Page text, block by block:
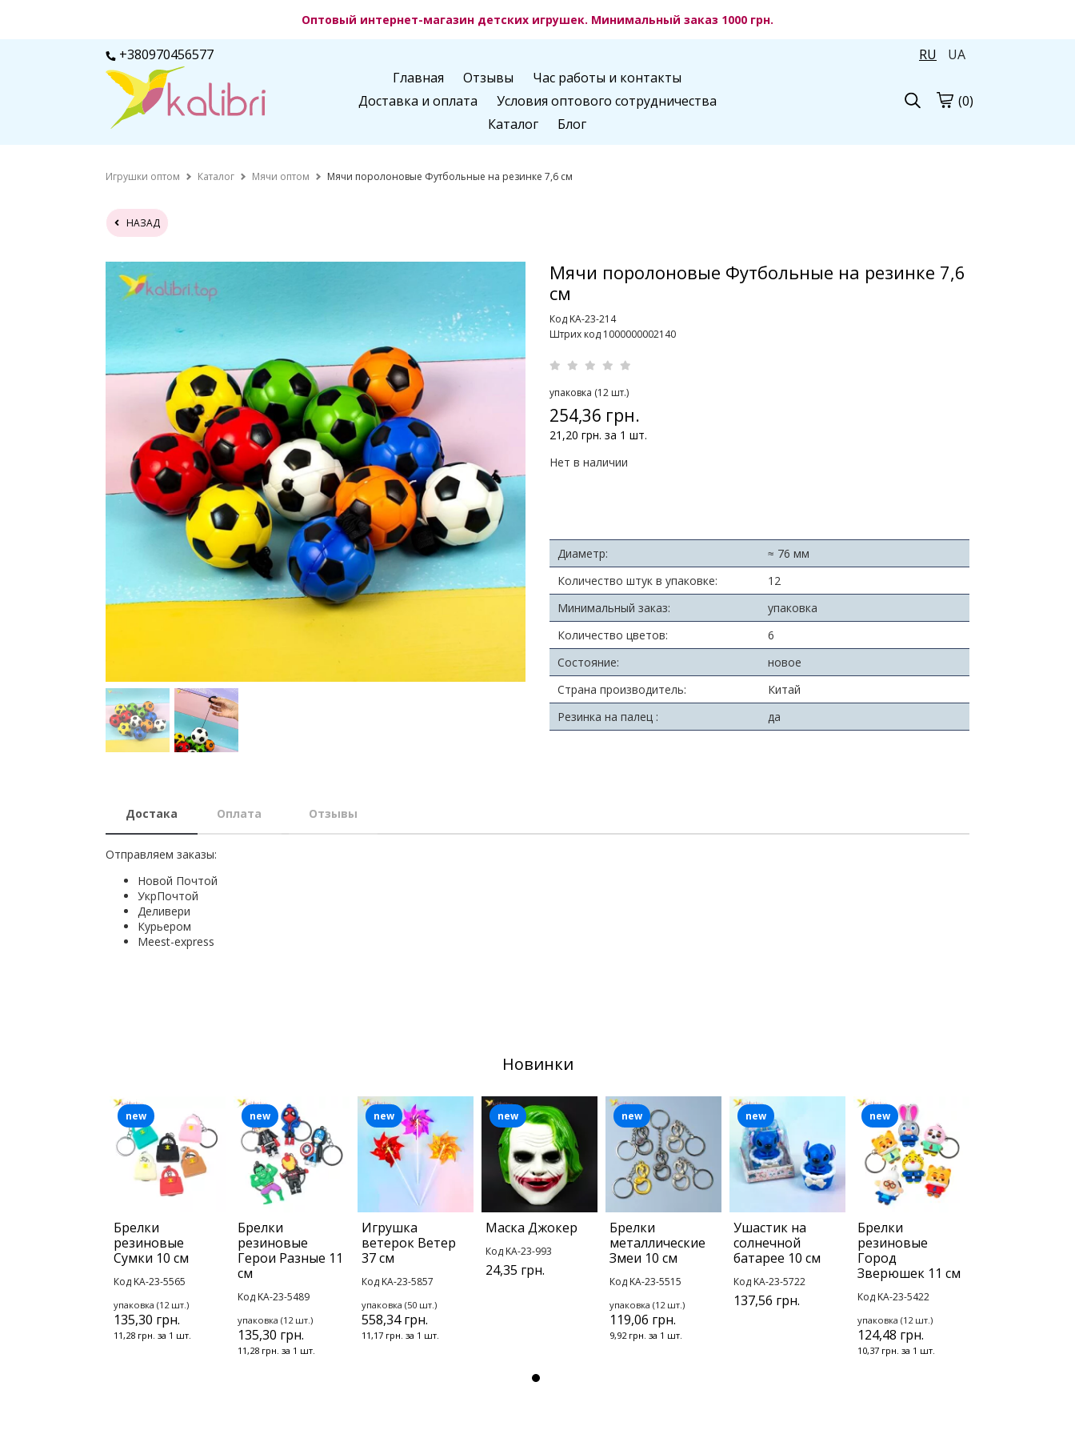
Оптовый интернет-магазин детских игрушек. Минимальный заказ 1000 грн.
+380970456577 RU
UA
Главная
Отзывы
Час работы и контакты
Доставка и оплата
Условия оптового сотрудничества
Каталог
Блог
(0)
Игрушки оптом Каталог Мячи оптом Мячи поролоновые Футбольные на резинке 7,6 см
НАЗАД
Мячи поролоновые Футбольные на резинке 7,6
см
Код KA-23-214
Штрих код 1000000002140
упаковка (12 шт.)
254,36 грн.
21,20 грн. за 1 шт.
Нет в наличии
Диаметр:
≈ 76 мм
Количество штук в упаковке:
12
Минимальный заказ:
упаковка
Количество цветов:
6
Состояние:
новое
Страна производитель:
Китай
Резинка на палец :
да
Достака Оплата Отзывы
Отправляем заказы:
Новой Почтой
УкрПочтой
Деливери
Курьером
Мeest-express
Новинки
Брелки
резиновые
Сумки 10 см
Код KA-23-5565
упаковка (12 шт.)
135,30 грн.
11,28 грн. за 1 шт.
new
Брелки
резиновые
Герои Разные 11
см
Код KA-23-5489
упаковка (12 шт.)
135,30 грн.
11,28 грн. за 1 шт.
new
Игрушка
ветерок Ветер
37 см
Код KA-23-5857
упаковка (50 шт.)
558,34 грн.
11,17 грн. за 1 шт.
new
Маска Джокер
Код KA-23-993
24,35 грн.
new
Брелки
металлические
Змеи 10 см
Код KA-23-5515
упаковка (12 шт.)
119,06 грн.
9,92 грн. за 1 шт.
new
Ушастик на
солнечной
батарее 10 см
Код KA-23-5722
137,56 грн.
new
Брелки
резиновые
Город
Зверюшек 11 см
Код KA-23-5422
упаковка (12 шт.)
124,48 грн.
10,37 грн. за 1 шт.
new